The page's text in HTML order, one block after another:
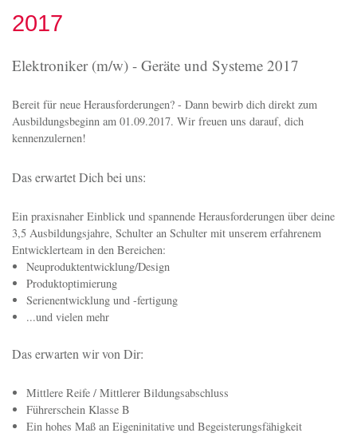
2017
Elektroniker (m/w) - Geräte und Systeme 2017
Bereit für neue Herausforderungen? - Dann bewirb dich direkt zum
Ausbildungsbeginn am 01.09.2017. Wir freuen uns darauf, dich
kennenzulernen!
Das erwartet Dich bei uns:
Ein praxisnaher Einblick und spannende Herausforderungen über deine
3,5 Ausbildungsjahre, Schulter an Schulter mit unserem erfahrenem
Entwicklerteam in den Bereichen:
Neuproduktentwicklung/Design
Produktoptimierung
Serienentwicklung und -fertigung
...und vielen mehr
Das erwarten wir von Dir:
Mittlere Reife / Mittlerer Bildungsabschluss
Führerschein Klasse B
Ein hohes Maß an Eigeninitative und Begeisterungsfähigkeit